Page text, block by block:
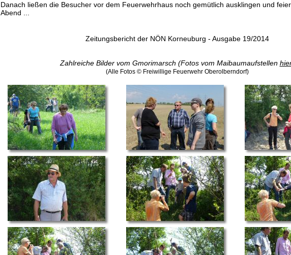
Danach ließen die Besucher vor dem Feuerwehrhaus noch gemütlich ausklingen und
Abend ...
Zeitungsbericht der NÖN Korneuburg - Ausgabe 19/2014
Zahlreiche Bilder vom Gmorimarsch (Fotos vom Maibaumaufstellen
(Alle Fotos © Freiwillige Feuerwehr Oberolberndorf)